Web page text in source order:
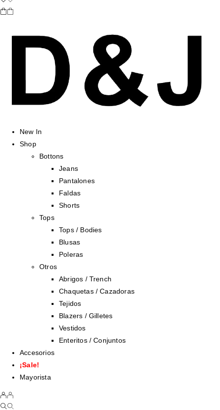
New In
Shop
Bottons
Jeans
Pantalones
Faldas
Shorts
Tops
Tops / Bodies
Blusas
Poleras
Otros
Abrigos / Trench
Chaquetas / Cazadoras
Tejidos
Blazers / Gilletes
Vestidos
Enteritos / Conjuntos
Accesorios
¡Sale!
Mayorista